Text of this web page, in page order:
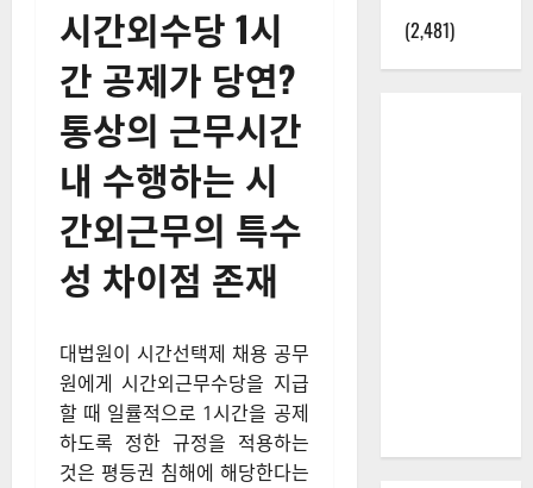
시간외수당 1시
간 공제가 당연?
통상의 근무시간
내 수행하는 시
간외근무의 특수
성 차이점 존재
대법원이 시간선택제 채용 공무
원에게 시간외근무수당을 지급
할 때 일률적으로 1시간을 공제
하도록 정한 규정을 적용하는
것은 평등권 침해에 해당한다는
(2,481)